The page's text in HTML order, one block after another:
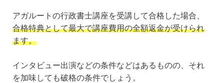
アガルートの行政書士講座を受講して合格した場合、
合格特典として最大で講座費用の全額返金が受けられ
ます。
インタビュー出演などの条件などはあるものの、それ
を加味しても破格の条件でしょう。